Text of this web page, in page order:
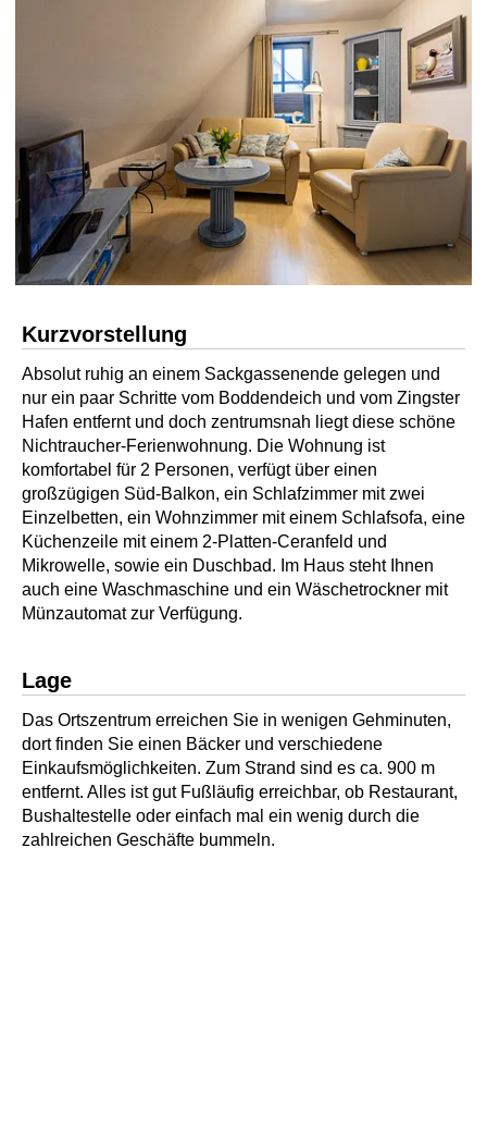
Kurzvorstellung
Absolut ruhig an einem Sackgassenende gelegen und
nur ein paar Schritte vom Boddendeich und vom Zingster
Hafen entfernt und doch zentrumsnah liegt diese schöne
Nichtraucher-Ferienwohnung. Die Wohnung ist
komfortabel für 2 Personen, verfügt über einen
großzügigen Süd-Balkon, ein Schlafzimmer mit zwei
Einzelbetten, ein Wohnzimmer mit einem Schlafsofa, eine
Küchenzeile mit einem 2-Platten-Ceranfeld und
Mikrowelle, sowie ein Duschbad. Im Haus steht Ihnen
auch eine Waschmaschine und ein Wäschetrockner mit
Münzautomat zur Verfügung.
Lage
Das Ortszentrum erreichen Sie in wenigen Gehminuten,
dort finden Sie einen Bäcker und verschiedene
Einkaufsmöglichkeiten. Zum Strand sind es ca. 900 m
entfernt. Alles ist gut Fußläufig erreichbar, ob Restaurant,
Bushaltestelle oder einfach mal ein wenig durch die
zahlreichen Geschäfte bummeln.